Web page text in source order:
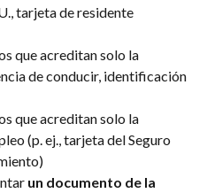
tarjeta de residente
que acreditan solo la
de conducir, identificación
que acreditan solo la
(p. ej., tarjeta del Seguro
un documento de la